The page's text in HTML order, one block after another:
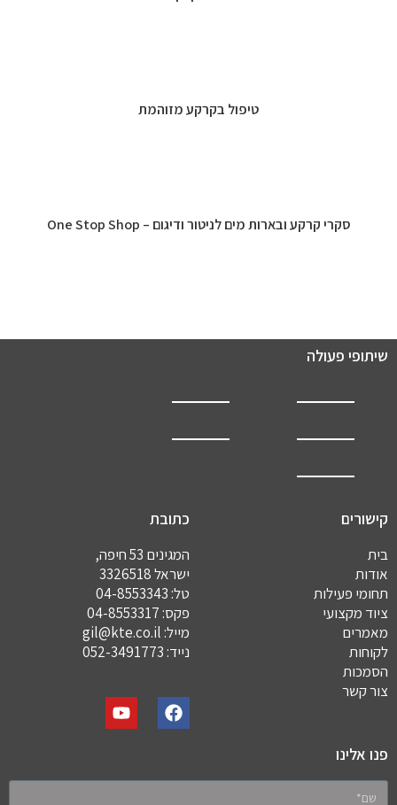
טיפול בקרקע מזוהמת
סקרי קרקע ובארות מים לניטור ודיגום – One Stop Shop
שיתופי פעולה
קישורים
בית
אודות
תחומי פעילות
ציוד מקצועי
מאמרים
לקוחות
הסמכות
צור קשר
כתובת
המגינים 53 חיפה,
ישראל 3326518
טל: 04-8553343
פקס: 04-8553317
מייל: gil@kte.co.il
נייד: 052-3491773
פנו אלינו